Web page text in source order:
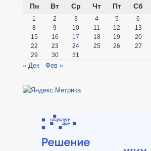
Пн
Вт Ср Чт Пт Сб
1 2 3 4 5 6
8
9 10 11 12 13
15
16 17 18 19 20
22
23 24 25 26 27
29
30 31
« Дек Фев »